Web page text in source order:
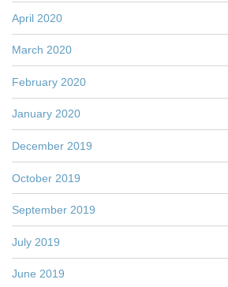
April 2020
March 2020
February 2020
January 2020
December 2019
October 2019
September 2019
July 2019
June 2019